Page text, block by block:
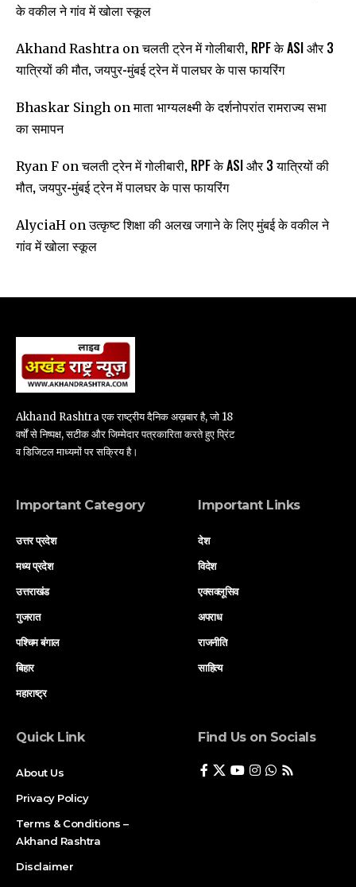
के वकील ने गांव में खोला स्कूल
Akhand Rashtra onचलती ट्रेन में गोलीबारी, RPF के ASI और 3
यात्रियों की मौत, जयपुर-मुंबई ट्रेन में पालघर के पास फायरिंग
Bhaskar Singh onमाता भाग्यलक्ष्मी के दर्शनोपरांत रामराज्य सभा
का समापन
Ryan F onचलती ट्रेन में गोलीबारी, RPF के ASI और 3 यात्रियों की
मौत, जयपुर-मुंबई ट्रेन में पालघर के पास फायरिंग
AlyciaH onउत्कृष्ट शिक्षा की अलख जगाने के लिए मुंबई के वकील ने
गांव में खोला स्कूल
Akhand Rashtra एक राष्ट्रीय दैनिक अख़बार है, जो 18
वर्षों से निष्पक्ष, सटीक और जिम्मेदार पत्रकारिता करते हुए प्रिंट
व डिजिटल माध्यमों पर सक्रिय है।
Important Category
उत्तर प्रदेश
मध्य प्रदेश
उत्तराखंड
गुजरात
पश्चिम बंगाल
बिहार
महाराष्ट्र
Important Links
देश
विदेश
एक्सक्लूसिव
अपराध
राजनीति
साहित्य
Quick Link
About Us
Privacy Policy
Terms & Conditions –
Akhand Rashtra
Disclaimer
Find Us on Socials